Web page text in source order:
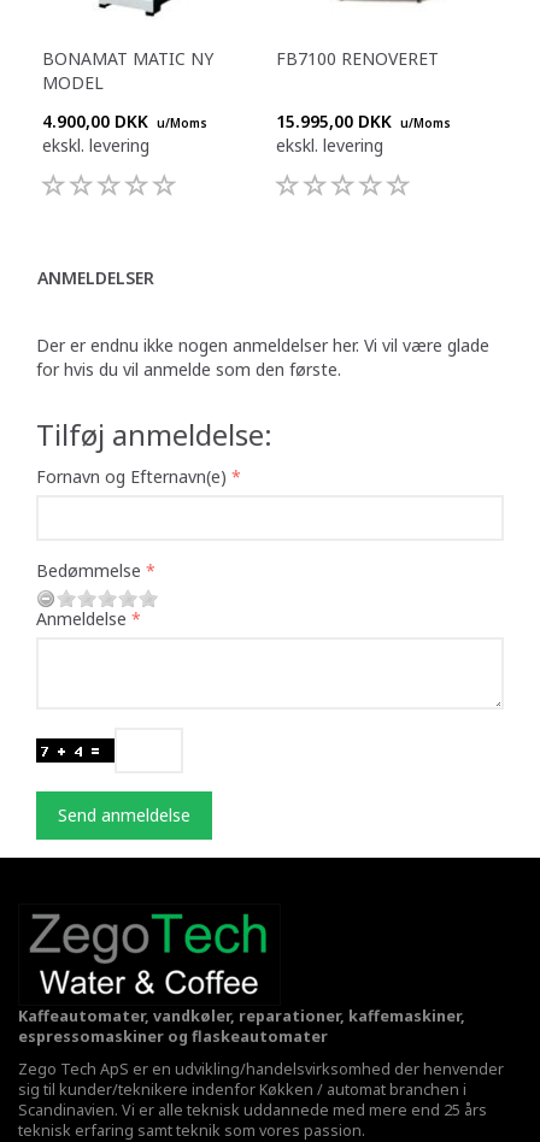
BONAMAT MATIC NY
MODEL
4.900,00 DKK u/Moms
ekskl. levering
FB7100 RENOVERET
15.995,00 DKK u/Moms
ekskl. levering
ANMELDELSER
Der er endnu ikke nogen anmeldelser her. Vi vil være glade
for hvis du vil anmelde som den første.
Tilføj anmeldelse:
Fornavn og Efternavn(e)
Bedømmelse
Anmeldelse
Send anmeldelse
Kaffeautomater, vandkøler, reparationer, kaffemaskiner,
espressomaskiner og flaskeautomater
Zego Tech ApS er en udvikling/handelsvirksomhed der henvender
sig til kunder/teknikere indenfor Køkken / automat branchen i
Scandinavien. Vi er alle teknisk uddannede med mere end 25 års
teknisk erfaring samt teknik som vores passion.